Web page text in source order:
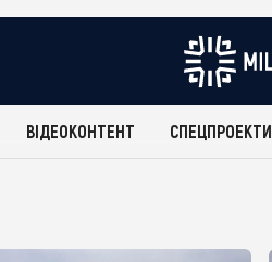
ВІДЕОКОНТЕНТ СПЕЦПРОЕКТИ